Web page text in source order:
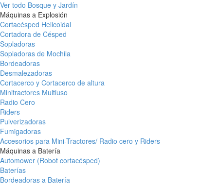
Ver todo Bosque y Jardín
Máquinas a Explosión
Cortacésped Helicoidal
Cortadora de Césped
Sopladoras
Sopladoras de Mochila
Bordeadoras
Desmalezadoras
Cortacerco y Cortacerco de altura
Minitractores Multiuso
Radio Cero
Riders
Pulverizadoras
Fumigadoras
Accesorios para Mini-Tractores/ Radio cero y Riders
Máquinas a Batería
Automower (Robot cortacésped)
Baterías
Bordeadoras a Batería